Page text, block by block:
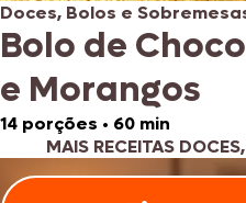
Doces, Bolos e
Bolo de
e Morangos
14 porções • 60 min
MAIS RECEITAS